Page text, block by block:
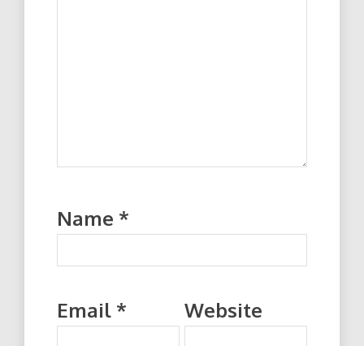
Name *
Email * Website